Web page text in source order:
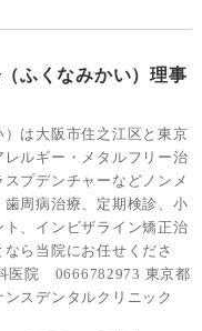
ふくなみかい）理事
は大阪市住之江区と東京
ルギー・メタルフリー治
プデンチャーなどノンメ
周病治療、定期検診、小
、インビザライン矯正治
ら当院にお任せくださ
医院 0666782973 東京都
スデンタルクリニック